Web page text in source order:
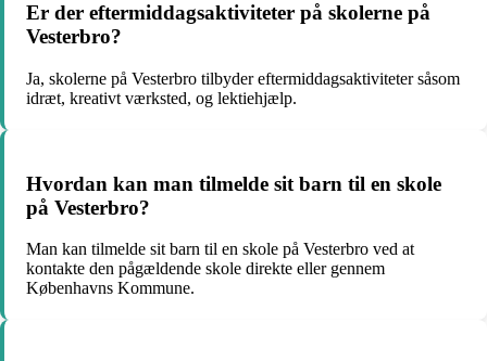
Er der eftermiddagsaktiviteter på skolerne på
Vesterbro?
Ja, skolerne på Vesterbro tilbyder eftermiddagsaktiviteter såsom
idræt, kreativt værksted, og lektiehjælp.
Hvordan kan man tilmelde sit barn til en skole
på Vesterbro?
Man kan tilmelde sit barn til en skole på Vesterbro ved at
kontakte den pågældende skole direkte eller gennem
Københavns Kommune.